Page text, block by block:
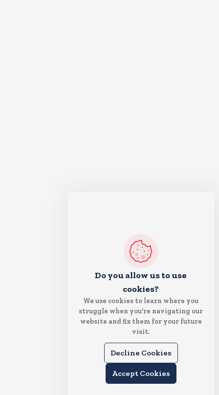
Do you allow us to use
cookies?
We use cookies to learn where you
struggle when you're navigating our
website and fix them for your future
visit.
Decline Cookies
Accept Cookies